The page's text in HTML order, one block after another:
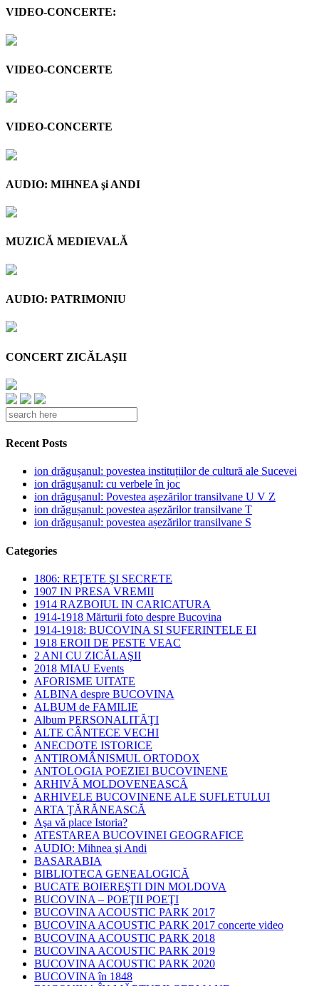
VIDEO-CONCERTE:
VIDEO-CONCERTE
VIDEO-CONCERTE
AUDIO: MIHNEA şi ANDI
MUZICĂ MEDIEVALĂ
AUDIO: PATRIMONIU
CONCERT ZICĂLAŞII
Recent Posts
ion drăgușanul: povestea instituțiilor de cultură ale Sucevei
ion drăgușanul: cu verbele în joc
ion drăgușanul: Povestea așezărilor transilvane U V Z
ion drăgușanul: povestea așezărilor transilvane T
ion drăgușanul: povestea așezărilor transilvane S
Categories
1806: REŢETE ŞI SECRETE
1907 IN PRESA VREMII
1914 RAZBOIUL IN CARICATURA
1914-1918 Mărturii foto despre Bucovina
1914-1918: BUCOVINA SI SUFERINTELE EI
1918 EROII DE PESTE VEAC
2 ANI CU ZICĂLAŞII
2018 MIAU Events
AFORISME UITATE
ALBINA despre BUCOVINA
ALBUM de FAMILIE
Album PERSONALITĂŢI
ALTE CÂNTECE VECHI
ANECDOTE ISTORICE
ANTIROMÂNISMUL ORTODOX
ANTOLOGIA POEZIEI BUCOVINENE
ARHIVĂ MOLDOVENEASCĂ
ARHIVELE BUCOVINENE ALE SUFLETULUI
ARTA ŢĂRĂNEASCĂ
Aşa vă place Istoria?
ATESTAREA BUCOVINEI GEOGRAFICE
AUDIO: Mihnea şi Andi
BASARABIA
BIBLIOTECA GENEALOGICĂ
BUCATE BOIEREŞTI DIN MOLDOVA
BUCOVINA – POEŢII POEŢI
BUCOVINA ACOUSTIC PARK 2017
BUCOVINA ACOUSTIC PARK 2017 concerte video
BUCOVINA ACOUSTIC PARK 2018
BUCOVINA ACOUSTIC PARK 2019
BUCOVINA ACOUSTIC PARK 2020
BUCOVINA în 1848